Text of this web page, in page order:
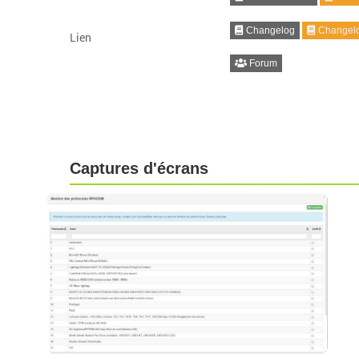
Lien Changelog
Forum
Captures d'écrans